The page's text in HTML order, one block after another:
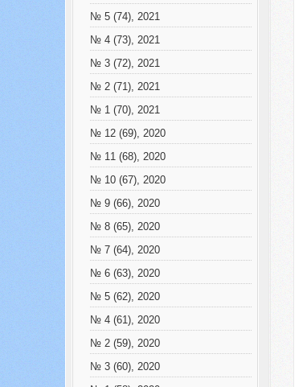
№ 5 (74), 2021
№ 4 (73), 2021
№ 3 (72), 2021
№ 2 (71), 2021
№ 1 (70), 2021
№ 12 (69), 2020
№ 11 (68), 2020
№ 10 (67), 2020
№ 9 (66), 2020
№ 8 (65), 2020
№ 7 (64), 2020
№ 6 (63), 2020
№ 5 (62), 2020
№ 4 (61), 2020
№ 2 (59), 2020
№ 3 (60), 2020